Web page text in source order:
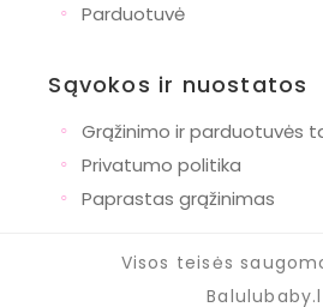
◦ Parduotuvė
Sąvokos ir nuostatos
◦
Grąžinimo ir parduotuvės
◦ Privatumo politika
◦ Paprastas grąžinimas
Visos teisės